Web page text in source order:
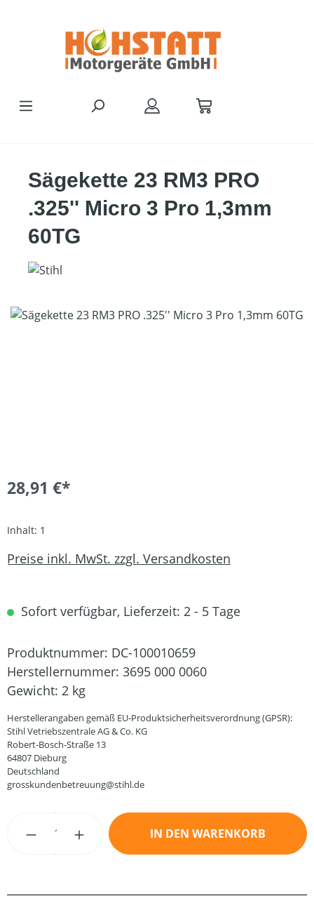
Sägekette 23 RM3 PRO
.325'' Micro 3 Pro 1,3mm
60TG
Bildergalerie überspringen
28,91 €*
Inhalt: 1
Preise inkl. MwSt. zzgl. Versandkosten
Sofort verfügbar, Lieferzeit: 2 - 5 Tage
Produktnummer: DC-100010659
Herstellernummer: 3695 000 0060
Gewicht: 2 kg
Herstellerangaben gemäß EU-Produktsicherheitsverordnung (GPSR):
Stihl Vetriebszentrale AG & Co. KG
Robert-Bosch-Straße 13
64807 Dieburg
Deutschland
grosskundenbetreuung@stihl.de
Produkt Anzahl: Gib den gewünschten
IN DEN WARENKORB